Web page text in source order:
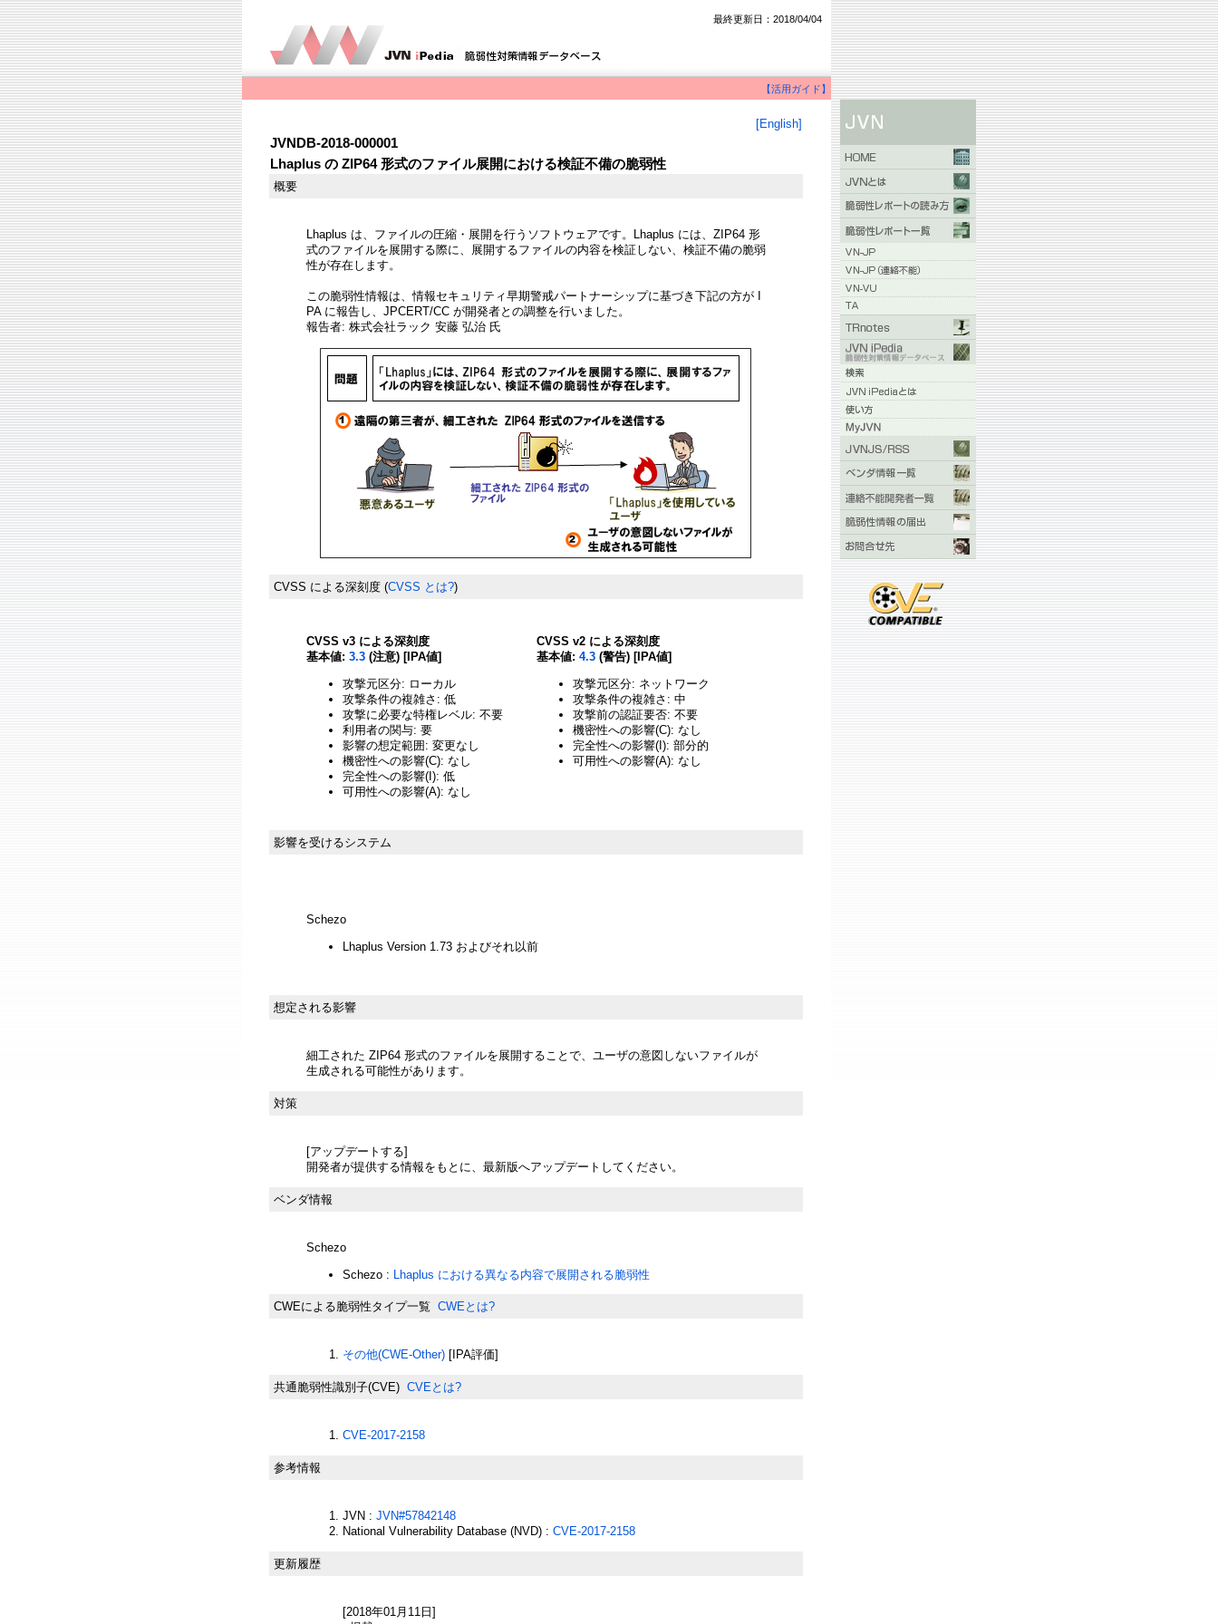
最終更新日：2018/04/04
【活用ガイド】
[English]
JVNDB-2018-000001
Lhaplus の ZIP64 形式のファイル展開における検証不備の脆弱性
概要
Lhaplus は、ファイルの圧縮・展開を行うソフトウェアです。Lhaplus には、ZIP64 形
式のファイルを展開する際に、展開するファイルの内容を検証しない、検証不備の脆弱
性が存在します。
この脆弱性情報は、情報セキュリティ早期警戒パートナーシップに基づき下記の方が I
PA に報告し、JPCERT/CC が開発者との調整を行いました。
報告者: 株式会社ラック 安藤 弘治 氏
CVSS による深刻度 (CVSS とは?)
CVSS v3 による深刻度
基本値: 3.3 (注意) [IPA値]
攻撃元区分: ローカル
攻撃条件の複雑さ: 低
攻撃に必要な特権レベル: 不要
利用者の関与: 要
影響の想定範囲: 変更なし
機密性への影響(C): なし
完全性への影響(I): 低
可用性への影響(A): なし
CVSS v2 による深刻度
基本値: 4.3(警告) [IPA値]
攻撃元区分: ネットワーク
攻撃条件の複雑さ: 中
攻撃前の認証要否: 不要
機密性への影響(C): なし
完全性への影響(I): 部分的
可用性への影響(A): なし
影響を受けるシステム
Schezo
Lhaplus Version 1.73 およびそれ以前
想定される影響
細工された ZIP64 形式のファイルを展開することで、ユーザの意図しないファイルが
生成される可能性があります。
対策
[アップデートする]
開発者が提供する情報をもとに、最新版へアップデートしてください。
ベンダ情報
Schezo
Schezo : Lhaplus における異なる内容で展開される脆弱性
CWEによる脆弱性タイプ一覧 CWEとは?
その他(CWE-Other) [IPA評価]
共通脆弱性識別子(CVE) CVEとは?
CVE-2017-2158
参考情報
JVN : JVN#57842148
National Vulnerability Database (NVD) : CVE-2017-2158
更新履歴
[2018年01月11日]